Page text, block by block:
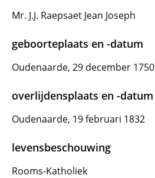
Mr. J.J. Raepsaet Jean Joseph
geboorteplaats en -datum
Oudenaarde, 29 december 1750
overlijdensplaats en -datum
Oudenaarde, 19 februari 1832
levensbeschouwing
Rooms-Katholiek